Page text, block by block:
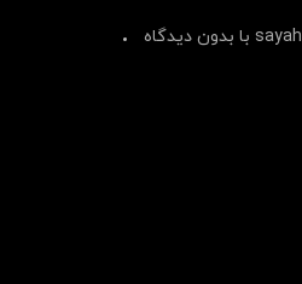
sayah با بدون دیدگاه